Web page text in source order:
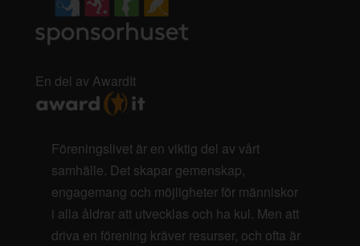
En del av AwardIt
Föreningslivet är en viktig del av vårt
samhälle. Det skapar gemenskap,
engagemang och möjligheter för människor
i alla åldrar att utvecklas och ha kul. Men att
driva en förening kräver resurser, och ofta är